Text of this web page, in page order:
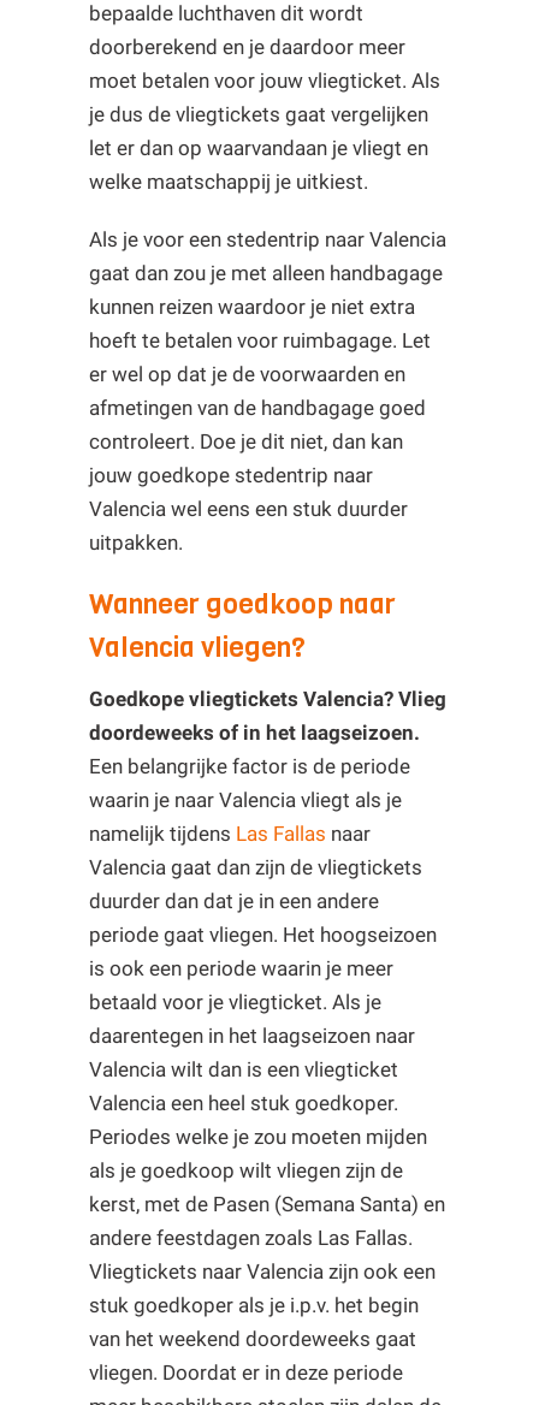
bepaalde luchthaven dit wordt
doorberekend en je daardoor meer
moet betalen voor jouw vliegticket. Als
je dus de vliegtickets gaat vergelijken
let er dan op waarvandaan je vliegt en
welke maatschappij je uitkiest.
Als je voor een stedentrip naar Valencia
gaat dan zou je met alleen handbagage
kunnen reizen waardoor je niet extra
hoeft te betalen voor ruimbagage. Let
er wel op dat je de voorwaarden en
afmetingen van de handbagage goed
controleert. Doe je dit niet, dan kan
jouw goedkope stedentrip naar
Valencia wel eens een stuk duurder
uitpakken.
Wanneer goedkoop naar
Valencia vliegen?
Goedkope vliegtickets Valencia? Vlieg
doordeweeks of in het laagseizoen.
Een belangrijke factor is de periode
waarin je naar Valencia vliegt als je
namelijk tijdens Las Fallas naar
Valencia gaat dan zijn de vliegtickets
duurder dan dat je in een andere
periode gaat vliegen. Het hoogseizoen
is ook een periode waarin je meer
betaald voor je vliegticket. Als je
daarentegen in het laagseizoen naar
Valencia wilt dan is een vliegticket
Valencia een heel stuk goedkoper.
Periodes welke je zou moeten mijden
als je goedkoop wilt vliegen zijn de
kerst, met de Pasen (Semana Santa) en
andere feestdagen zoals Las Fallas.
Vliegtickets naar Valencia zijn ook een
stuk goedkoper als je i.p.v. het begin
van het weekend doordeweeks gaat
vliegen. Doordat er in deze periode